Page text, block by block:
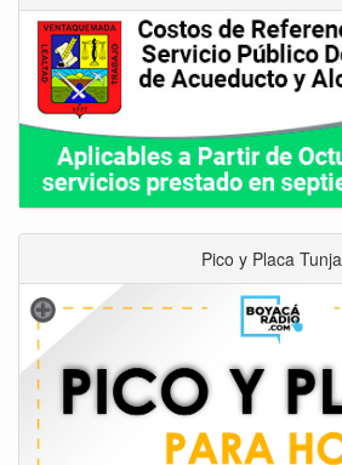
Pico y Placa Tunja